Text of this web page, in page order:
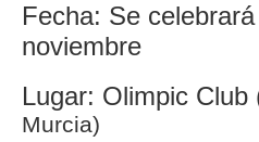
Fecha: Se
noviembre
Lugar: Olimpic Club
Murcia)